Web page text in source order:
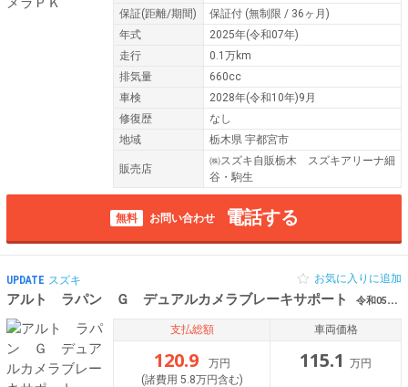
保証(距離/期間) 保証付 (無制限 / 36ヶ月)
年式
2025年(令和07年)
走行
0.1万km
排気量
660cc
車検
2028年(令和10年)9月
修復歴
なし
地域
栃木県 宇都宮市
販売店
㈱スズキ自販栃木 スズキアリーナ細
谷・駒生
無料 お問い合わせ 電話する
UPDATE スズキ
アルト ラパン Ｇ デュアルカメラブレーキサポート 令和05年（2023年） 2.8万km 栃木県小山市
お気に入りに追加
支払総額
120.9
万円
(諸費用 5.8万円含む)
車両価格
115.1 万円